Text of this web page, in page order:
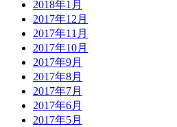
2018年1月
2017年12月
2017年11月
2017年10月
2017年9月
2017年8月
2017年7月
2017年6月
2017年5月